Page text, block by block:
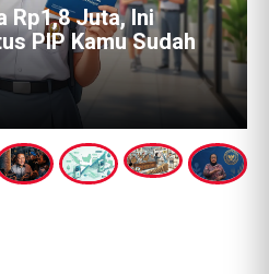
Rp1,8 Juta, Ini
PIP Kamu Sudah